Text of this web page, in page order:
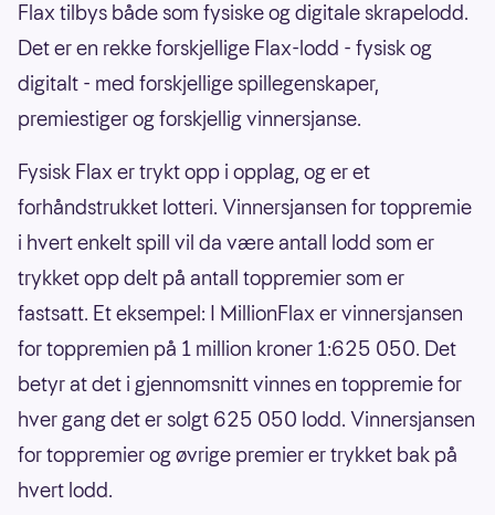
Flax tilbys både som fysiske og digitale skrapelodd.
Det er en rekke forskjellige Flax-lodd - fysisk og
digitalt - med forskjellige spillegenskaper,
premiestiger og forskjellig vinnersjanse.
Fysisk Flax er trykt opp i opplag, og er et
forhåndstrukket lotteri. Vinnersjansen for toppremie
i hvert enkelt spill vil da være antall lodd som er
trykket opp delt på antall toppremier som er
fastsatt. Et eksempel: I MillionFlax er vinnersjansen
for toppremien på 1 million kroner 1:625 050. Det
betyr at det i gjennomsnitt vinnes en toppremie for
hver gang det er solgt 625 050 lodd. Vinnersjansen
for toppremier og øvrige premier er trykket bak på
hvert lodd.